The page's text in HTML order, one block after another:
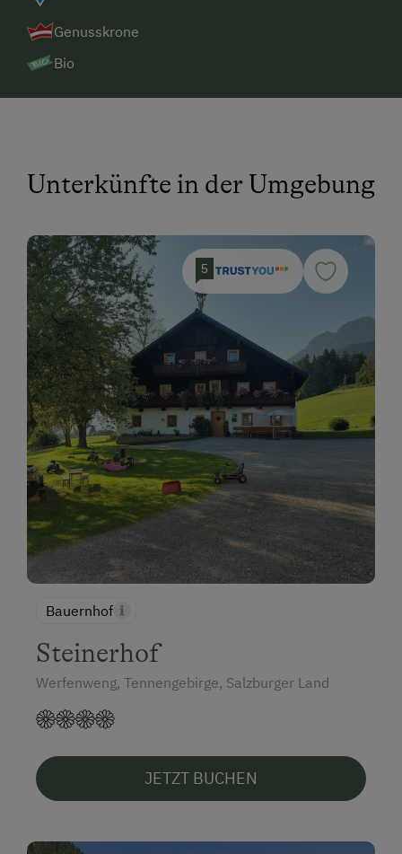
Liegewiese
Minigolf
Nationalpark
Nordic Walking
Radwege
Reiten
Reitwege
Rodelbahn in der Nähe
Schneeschuhwanderung
Seezugang
Sennerei
Skibusnähe
Skifahren
Skilehrer
Skilift
Tanzabend
Wanderreiten
Wintersport
Wellnessangebote
Genusskrone
Bio
Unterkünfte in der Umgebung
5
Bauernhof
Steinerhof
Werfenweng, Tennengebirge, Salzburger Land
JETZT BUCHEN